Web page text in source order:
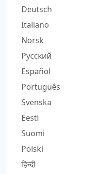
Deutsch
Italiano
Norsk
Русский
Español
Português
Svenska
Eesti
Suomi
Polski
हिन्दी